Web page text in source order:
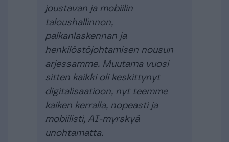
joustavan ja mobiilin
taloushallinnon,
palkanlaskennan ja
henkilöstöjohtamisen nousun
arjessamme. Muutama vuosi
sitten kaikki oli keskittynyt
digitalisaatioon, nyt teemme
kaiken kerralla, nopeasti ja
mobiilisti, AI-myrskyä
unohtamatta.